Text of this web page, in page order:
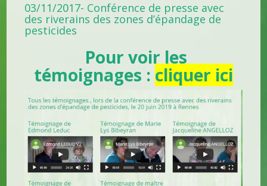
03/11/2017- Conférence de presse avec
des riverains des zones d’épandage de
pesticides
Pour voir les
témoignages : cliquer ici